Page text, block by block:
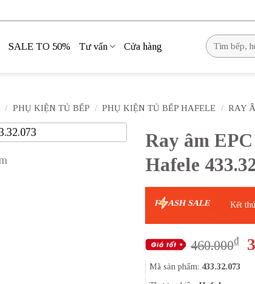
SALE TO 50% Tư vấn Cửa hàng
Tìm
kiếm:
/ PHỤ KIỆN TỦ BẾP / PHỤ KIỆN TỦ BẾP HAFELE / RAY
Ray âm
Hafele
F ASH SALE Kết
460.000₫
Mã sản phẩm: 433.32.073